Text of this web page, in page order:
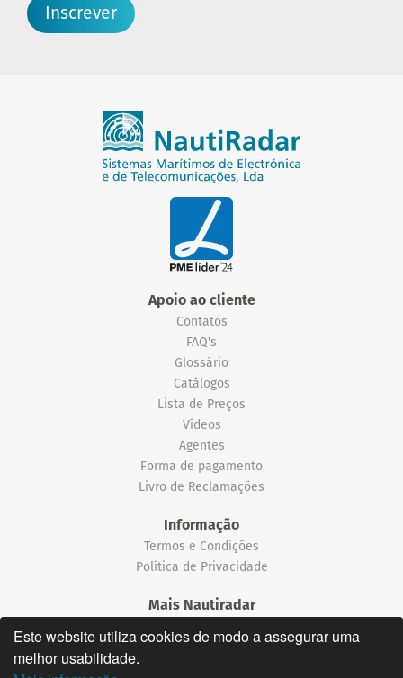
Este website utiliza cookies de modo a assegurar uma
melhor usabilidade.
Inscrever
Apoio ao cliente
Contatos
FAQ's
Glossário
Catálogos
Lista de Preços
Vídeos
Agentes
Forma de pagamento
Livro de Reclamações
Informação
Termos e Condições
Política de Privacidade
Mais Nautiradar